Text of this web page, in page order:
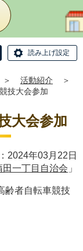
読み上げ設定
＞ 活動紹介
＞
技大会参加
大会参加
2024年03月22日
田一丁目自治会 」
齢者自転車競技